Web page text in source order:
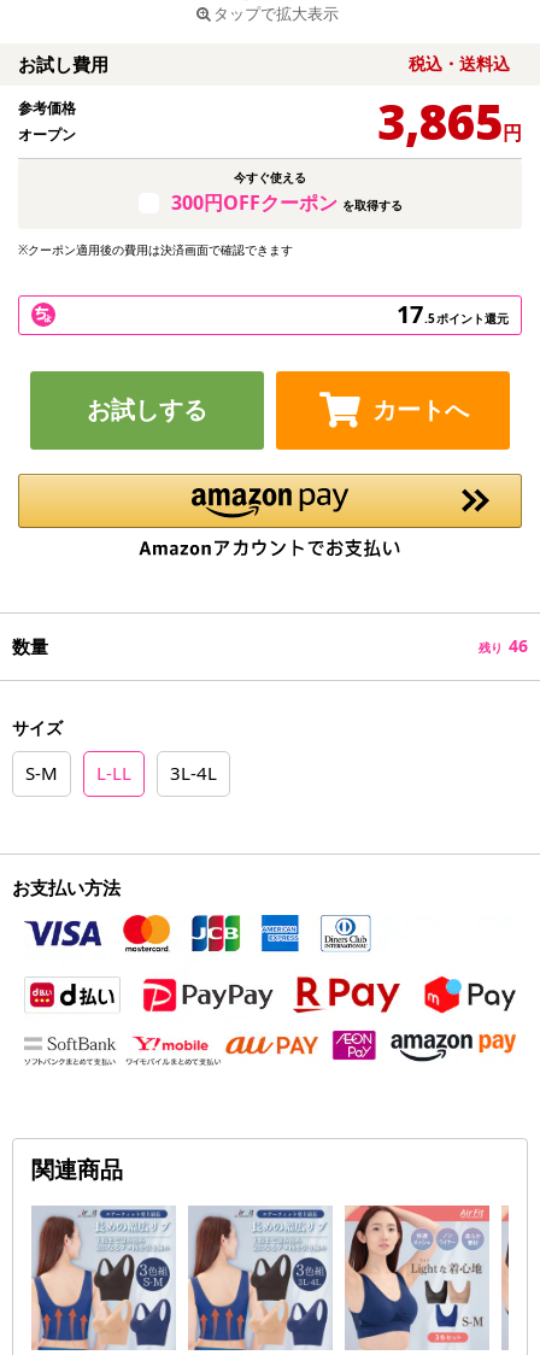
タップで拡大表示
お試し費用 税込・送料込
参考価格
オープン
3,865円
今すぐ使える
300円OFFクーポン を取得する
※クーポン適用後の費用は決済画面で確認できます
17.5ポイント還元
お試しする カートへ
数量 残り 46
サイズ
S-M L-LL 3L-4L
お支払い方法
関連商品